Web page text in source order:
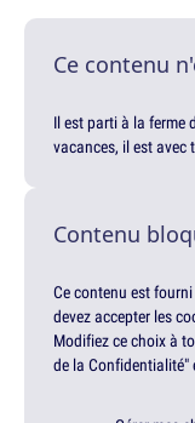
Ce contenu
Il est parti à la ferme
vacances, il est avec
Contenu
Ce contenu est
devez accepter les
Modifiez ce choix à
de la Confidentialité"